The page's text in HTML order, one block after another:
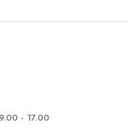
- 17.00